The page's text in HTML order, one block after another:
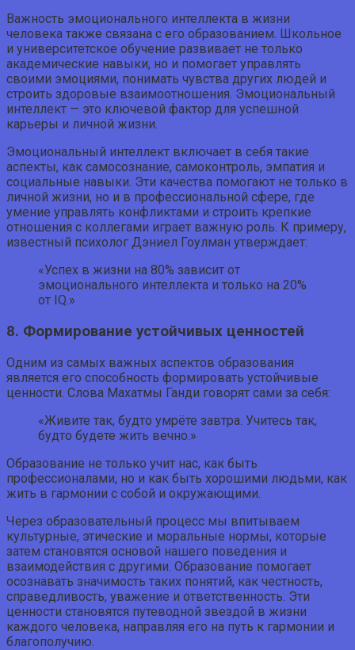
Важность эмоционального интеллекта в жизни
человека также связана с его образованием. Школьное
и университетское обучение развивает не только
академические навыки, но и помогает управлять
своими эмоциями, понимать чувства других людей и
строить здоровые взаимоотношения. Эмоциональный
интеллект — это ключевой фактор для успешной
карьеры и личной жизни.
Эмоциональный интеллект включает в себя такие
аспекты, как самосознание, самоконтроль, эмпатия и
социальные навыки. Эти качества помогают не только в
личной жизни, но и в профессиональной сфере, где
умение управлять конфликтами и строить крепкие
отношения с коллегами играет важную роль. К примеру,
известный психолог Дэниел Гоулман утверждает:
«Успех в жизни на 80% зависит от
эмоционального интеллекта и только на 20%
от IQ.»
8. Формирование устойчивых ценностей
Одним из самых важных аспектов образования
является его способность формировать устойчивые
ценности. Слова Махатмы Ганди говорят сами за себя:
«Живите так, будто умрёте завтра. Учитесь так,
будто будете жить вечно.»
Образование не только учит нас, как быть
профессионалами, но и как быть хорошими людьми, как
жить в гармонии с собой и окружающими.
Через образовательный процесс мы впитываем
культурные, этические и моральные нормы, которые
затем становятся основой нашего поведения и
взаимодействия с другими. Образование помогает
осознавать значимость таких понятий, как честность,
справедливость, уважение и ответственность. Эти
ценности становятся путеводной звездой в жизни
каждого человека, направляя его на путь к гармонии и
благополучию.